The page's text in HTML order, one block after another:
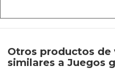
Otros productos de
similares a Juegos